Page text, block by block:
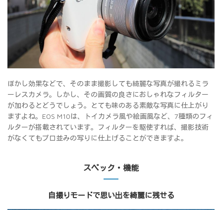
ぼかし効果などで、そのまま撮影しても綺麗な写真が撮れるミラ
ーレスカメラ。しかし、その画質の良さにおしゃれなフィルター
が加わるとどうでしょう。とても味のある素敵な写真に仕上がり
ますよね。EOS M10は、トイカメラ風や絵画風など、7種類のフィ
ルターが搭載されています。フィルターを駆使すれば、撮影技術
がなくてもプロ並みの写りに仕上げることができますよ。
スペック・機能
自撮りモードで思い出を綺麗に残せる